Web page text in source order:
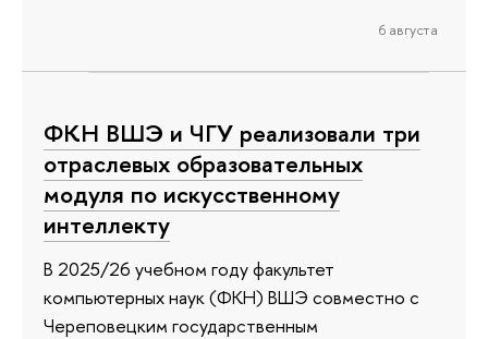
6 августа
ФКН ВШЭ и ЧГУ реализовали три
отраслевых образовательных
модуля по искусственному
интеллекту
В 2025/26 учебном году факультет
компьютерных наук (ФКН) ВШЭ совместно с
Череповецким государственным